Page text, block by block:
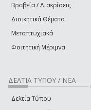
Βραβεία / Διακρίσεις
Διοικητικά Θέματα
Μεταπτυχιακά
Φοιτητική Μέριμνα
ΔΕΛΤΙΑ ΤΥΠΟΥ / ΝΕΑ
Δελτία Τύπου